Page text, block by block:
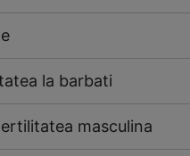
la barbati
masculina